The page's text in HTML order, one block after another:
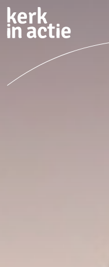
Doorgaan
naar
hoofdinhoud